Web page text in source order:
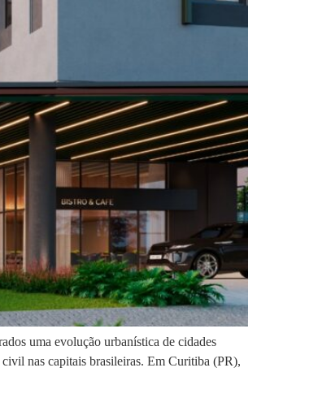
uma evolução urbanística de cidades
civil nas capitais brasileiras. Em Curitiba (PR),